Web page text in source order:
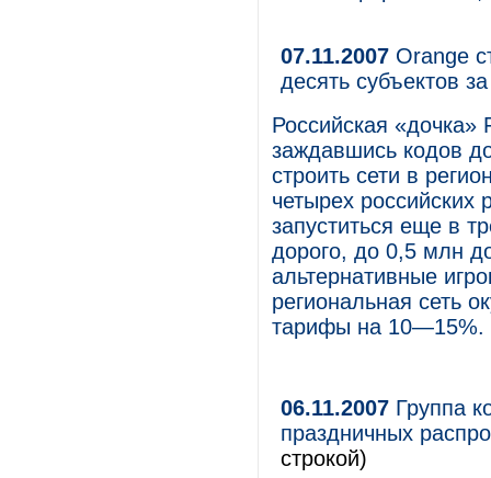
07.11.2007 Orange
десять субъектов
Российская
заждавшись кодов
строить сети в
четырех российских
запуститься еще в
дорого, до 0,5 млн
альтернативные
региональная сеть
тарифы на 10—15%.
06.11.2007 Группа
праздничных
строкой)